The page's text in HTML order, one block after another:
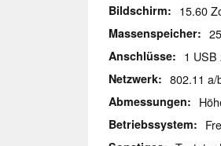
Bildschirm 15.60
Massenspeicher
Anschlüsse 1 USB
Netzwerk 802.11 a/
Abmessungen
Betriebssystem